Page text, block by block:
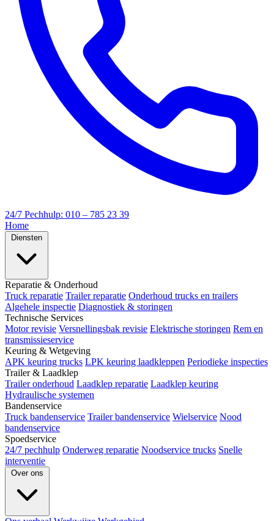
24/7 Pechhulp: 010 – 785 23 39
Home
Reparatie & Onderhoud
Truck reparatie Trailer reparatie Onderhoud trucks en trailers
Algehele inspectie Diagnostiek & storingen
Technische Services
Motor revisie Versnellingsbak revisie Elektrische storingen Rem en
transmissieservice
Keuring & Wetgeving
APK keuring trucks LPK keuring laadkleppen Periodieke inspecties
Trailer & Laadklep
Trailer onderhoud Laadklep reparatie Laadklep keuring
Hydraulische systemen
Bandenservice
Truck bandenservice Trailer bandenservice Wielservice Nood
bandenservice
Spoedservice
24/7 pechhulp Onderweg reparatie Noodservice trucks Snelle
interventie